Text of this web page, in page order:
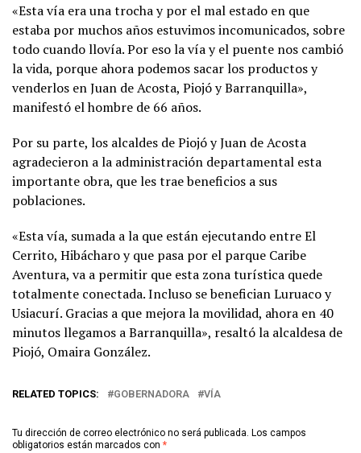
«Esta vía era una trocha y por el mal estado en que
estaba por muchos años estuvimos incomunicados, sobre
todo cuando llovía. Por eso la vía y el puente nos cambió
la vida, porque ahora podemos sacar los productos y
venderlos en Juan de Acosta, Piojó y Barranquilla»,
manifestó el hombre de 66 años.
Por su parte, los alcaldes de Piojó y Juan de Acosta
agradecieron a la administración departamental esta
importante obra, que les trae beneficios a sus
poblaciones.
«Esta vía, sumada a la que están ejecutando entre El
Cerrito, Hibácharo y que pasa por el parque Caribe
Aventura, va a permitir que esta zona turística quede
totalmente conectada. Incluso se benefician Luruaco y
Usiacurí. Gracias a que mejora la movilidad, ahora en 40
minutos llegamos a Barranquilla», resaltó la alcaldesa de
Piojó, Omaira González.
RELATED TOPICS: GOBERNADORA VÍA
Tu dirección de correo electrónico no será publicada. Los campos
obligatorios están marcados con *